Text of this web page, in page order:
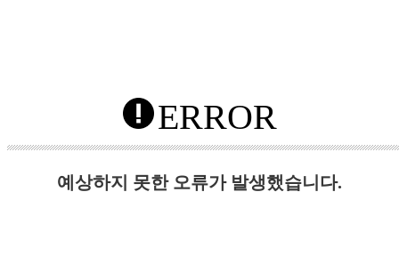
ERROR
예상하지 못한 오류가 발생했습니다.